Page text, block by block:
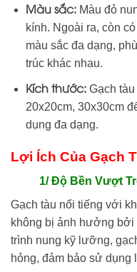
Màu sắc:Màu đỏ
kính. Ngoài ra, còn
màu sắc đa dạng,
trúc khác nhau.
Kích thước:Gạch tàu
20x20cm, 30x30cm
dụng đa dạng.
Lợi Ích Của Gạch
1/ Độ Bền Vượt
Gạch tàu nổi tiếng với
không bị ảnh hưởng
trình nung kỹ lưỡng,
hỏng, đảm bảo sử dụng